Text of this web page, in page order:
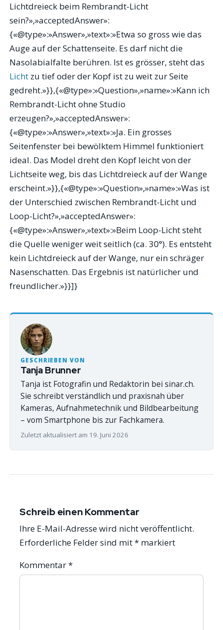
Lichtdreieck beim Rembrandt-Licht
sein?»,»acceptedAnswer»:
{«@type»:»Answer»,»text»:»Etwa so gross wie das
Auge auf der Schattenseite. Es darf nicht die
Nasolabialfalte berühren. Ist es grösser, steht das
Licht zu tief oder der Kopf ist zu weit zur Seite
gedreht.»}},{«@type»:»Question»,»name»:»Kann ich
Rembrandt-Licht ohne Studio
erzeugen?»,»acceptedAnswer»:
{«@type»:»Answer»,»text»:»Ja. Ein grosses
Seitenfenster bei bewölktem Himmel funktioniert
ideal. Das Model dreht den Kopf leicht von der
Lichtseite weg, bis das Lichtdreieck auf der Wange
erscheint.»}},{«@type»:»Question»,»name»:»Was ist
der Unterschied zwischen Rembrandt-Licht und
Loop-Licht?»,»acceptedAnswer»:
{«@type»:»Answer»,»text»:»Beim Loop-Licht steht
die Quelle weniger weit seitlich (ca. 30°). Es entsteht
kein Lichtdreieck auf der Wange, nur ein schräger
Nasenschatten. Das Ergebnis ist natürlicher und
freundlicher.»}}]}
GESCHRIEBEN VON
Tanja Brunner
Tanja ist Fotografin und Redaktorin bei sinar.ch.
Sie schreibt verständlich und praxisnah über
Kameras, Aufnahmetechnik und Bildbearbeitung
– vom Smartphone bis zur Fachkamera.
Zuletzt aktualisiert am 19. Juni 2026
Schreib einen Kommentar
Ihre E-Mail-Adresse wird nicht veröffentlicht.
Erforderliche Felder sind mit* markiert
Kommentar*